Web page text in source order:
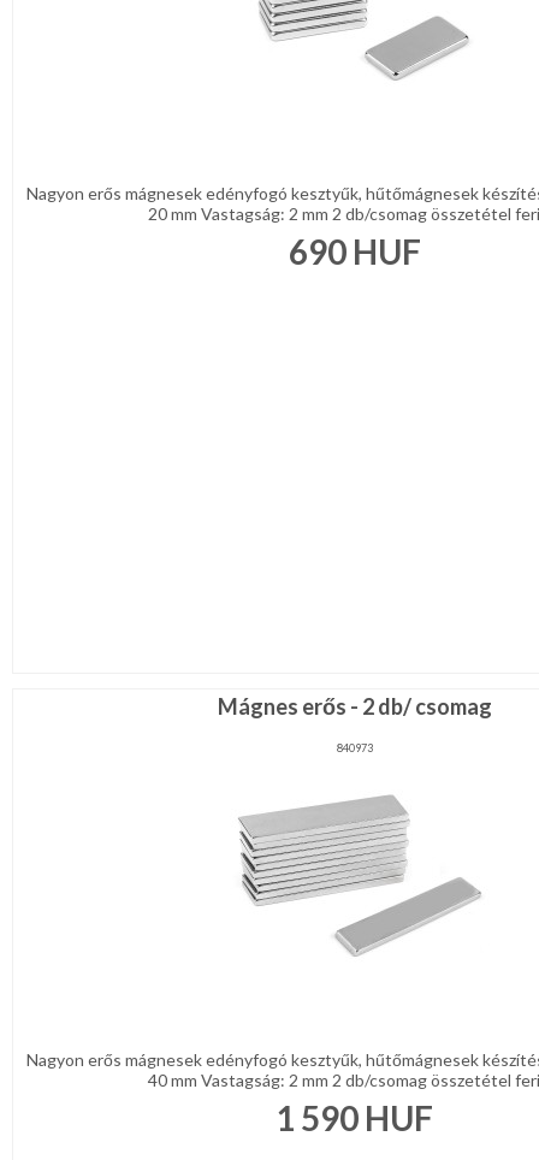
Nagyon erős mágnesek edényfogó kesztyűk, hűtőmágnesek
20 mm Vastagság: 2 mm 2 db/csomag összetétel
690HUF
Mágnes erős - 2 db/ csomag
840973
Nagyon erős mágnesek edényfogó kesztyűk, hűtőmágnesek
40 mm Vastagság: 2 mm 2 db/csomag összetétel
1 590 HUF